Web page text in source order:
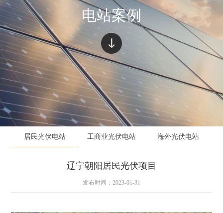
电站案例
居民光伏电站 工商业光伏电站 海外光伏电站
辽宁朝阳居民光伏项目
发布时间：2023-01-31